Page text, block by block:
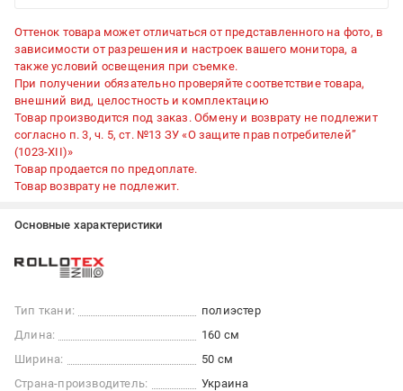
Оттенок товара может отличаться от представленного на фото, в
зависимости от разрешения и настроек вашего монитора, а
также условий освещения при съемке.
При получении обязательно проверяйте соответствие товара,
внешний вид, целостность и комплектацию
Товар производится под заказ. Обмену и возврату не подлежит
согласно п. 3, ч. 5, ст. №13 ЗУ «О защите прав потребителей”
(1023-XII)»
Товар продается по предоплате.
Товар возврату не подлежит.
Основные характеристики
Тип ткани:
полиэстер
Длина:
160 см
Ширина:
50 см
Страна-производитель:
Украина